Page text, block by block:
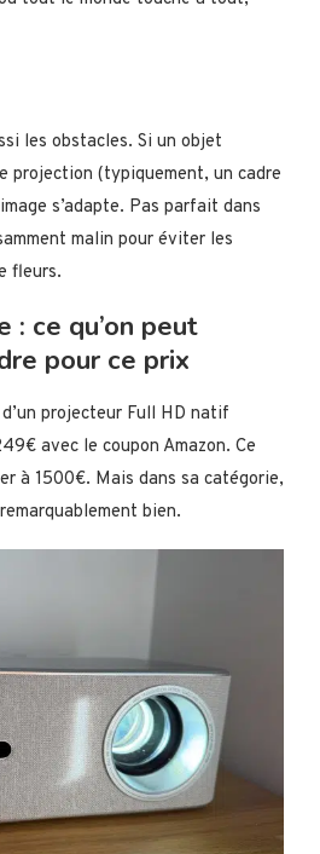
les obstacles. Si un objet
projection (typiquement, un cadre
s’adapte. Pas parfait dans
malin pour éviter les
fleurs.
: ce qu’on peut
pour ce prix
projecteur Full HD natif
avec le coupon Amazon. Ce
à 1500€. Mais dans sa catégorie,
bien.